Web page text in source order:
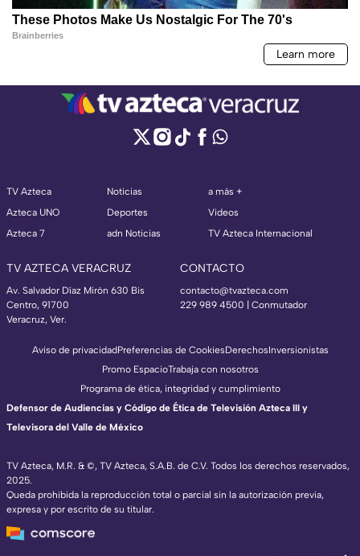
TV Azteca
Azteca UNO
Azteca 7
Noticias
Deportes
adn Noticias
a más +
Videos
TV Azteca Internacional
TV AZTECA VERACRUZ
Av. Salvador Díaz Mirón 630 Bis
Centro, 91700
Veracruz, Ver.
CONTACTO
contacto@tvazteca.com
229 989 4500 | Conmutador
TV Azteca, M.R. & ©, TV Azteca, S.A.B. de C.V. Todos los derechos reservados,
2025.
Queda prohibida la reproducción total o parcial sin la autorización previa,
expresa y por escrito de su titular.
Aviso de privacidadPreferencias de CookiesDerechosInversionistas
Promo EspacioTrabaja con nosotros
Programa de ética, integridad y cumplimiento
Defensor de Audiencias y Código de Ética de Televisión Azteca III y
Televisora del Valle de México